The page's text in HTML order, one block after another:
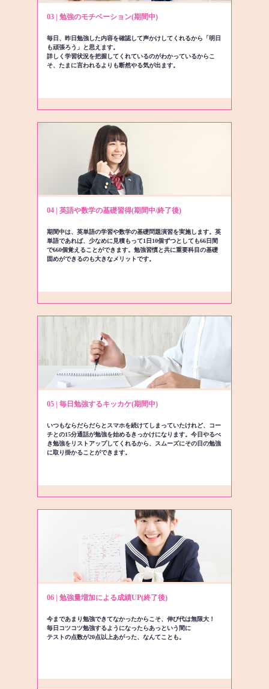
03 | 勉強のモチベーション(期間中)
毎日、昨日勉強した内容を確認して声かけしてくれるから「明日
も頑張ろう」と思えます。
詳しく学習状況を把握してくれているのがわかっているからこ
そ、たまに言われるよりも断然やる気が出ます。
04 | 英語や数学の基礎習得(期間中/終了後)
期間中は、英単語の学習や数学の基礎問題演習を実施します。英
単語であれば、少なめに見積もって1日10個ずつとしても66日間
で660個覚えることができます。勉強習慣と共に重要科目の基礎
固めができるのも大きなメリットです。
05 | 毎日勉強するキッカケ(期間中)
いつもならだらだらとスマホを続けてしまっていたけれど、コー
チとの15分通話が勉強を始めるきっかけになります。今日やるべ
き勉強をリストアップしてくれるから、スムーズにその日の勉強
に取り掛かることができます。
06 | 勉強量増加による成績UP(終了後)
今まであまり勉強できてなかったからこそ、伸び代は無限大！
毎日コツコツ勉強するようになったらあっという間に
テストの点数が20点以上あがった、なんてことも。